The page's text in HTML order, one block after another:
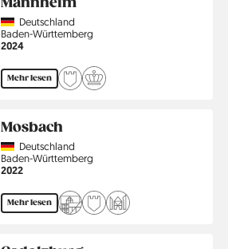
CountryDeutschland
Region
Baden-Württemberg
Jahr
2024
Mehr lesen
Mosbach
CountryDeutschland
Region
Baden-Württemberg
Jahr
2022
Mehr lesen